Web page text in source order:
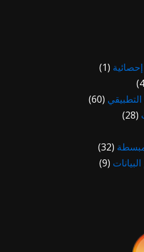
(1)
(60)
(28)
مبسطة (32)
(9)